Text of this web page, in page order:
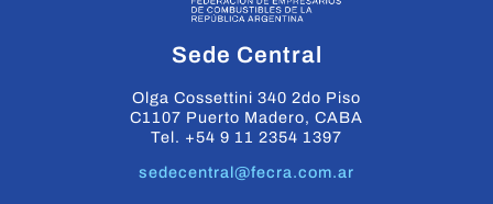
Sede Central
Olga Cossettini 340 2do Piso
C1107 Puerto Madero, CABA
Tel. +54 9 11 2354 1397
sedecentral@fecra.com.ar